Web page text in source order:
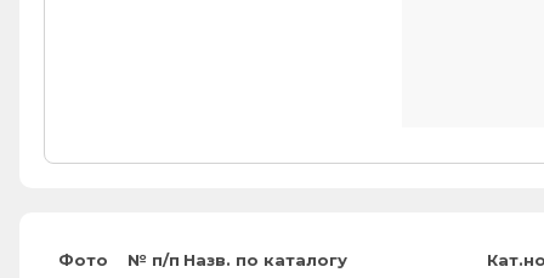
Фото № п/п Назв. по каталогу